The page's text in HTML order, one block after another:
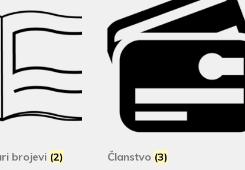
brojevi (2) Članstvo (3)